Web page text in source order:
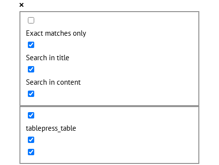
Exact matches only
Search in title
Search in content
tablepress_table